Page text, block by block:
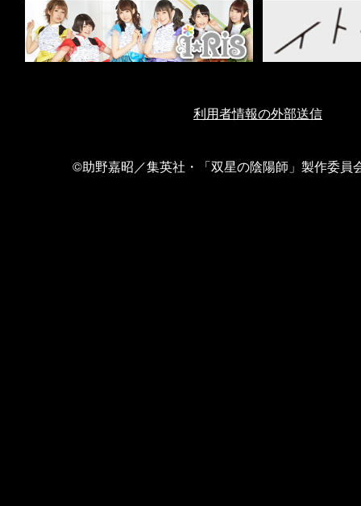
利用者情報の外部送信
©助野嘉昭／集英社・「双星の陰陽師」製作委員